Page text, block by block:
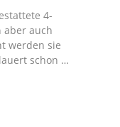
4-
aber auch
werden sie
schon …